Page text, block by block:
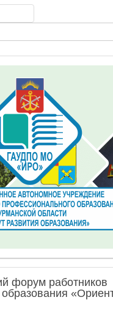
форум работников